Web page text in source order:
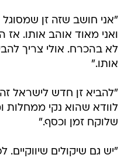
"אני חושב שזה זן שמסוגל
ואני מאוד אוהב אותו. אז
לא בהכרח. אולי צריך
אותו."
"להביא זן חדש לישראל
לוודא שהוא נקי ממחלות
שלוקח זמן וכסף."
"יש גם שיקולים שיווקיים.